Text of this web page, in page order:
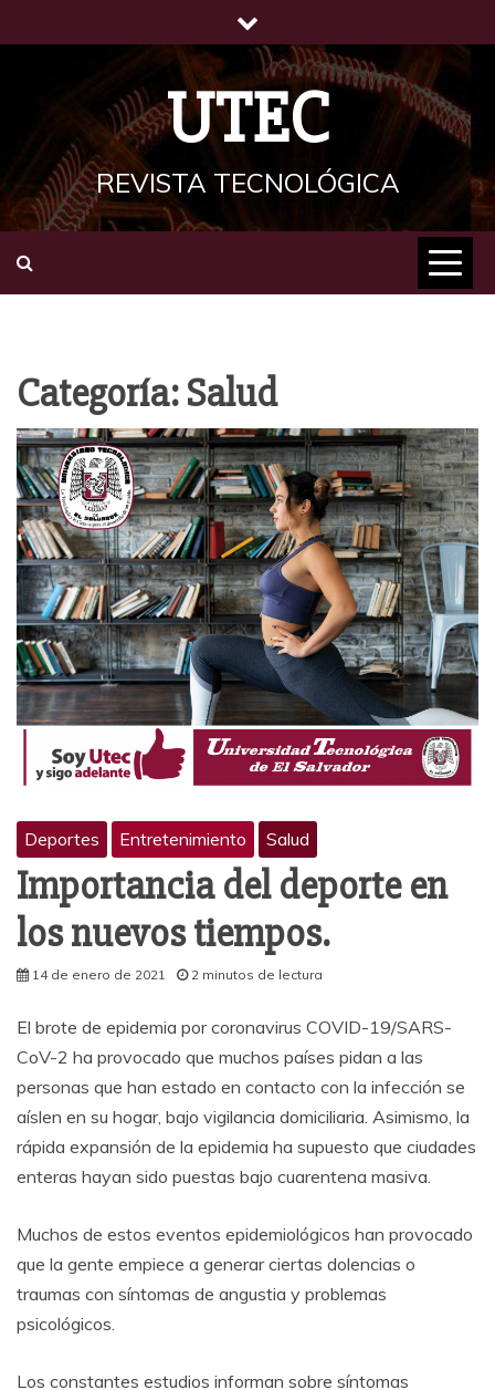
al
UTEC
REVISTA TECNOLÓGICA
Categoría:Salud
Deportes Entretenimiento Salud
Importancia del deporte en
los nuevos tiempos.
14 de enero de 2021 2 minutos de lectura
El brote de epidemia por coronavirus COVID-19/SARS-
CoV-2 ha provocado que muchos países pidan a las
personas que han estado en contacto con la infección se
aíslen en su hogar, bajo vigilancia domiciliaria. Asimismo, la
rápida expansión de la epidemia ha supuesto que ciudades
enteras hayan sido puestas bajo cuarentena masiva.
Muchos de estos eventos epidemiológicos han provocado
que la gente empiece a generar ciertas dolencias o
traumas con síntomas de angustia y problemas
psicológicos.
Los constantes estudios informan sobre síntomas